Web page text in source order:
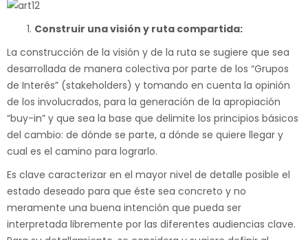
Construir una visión y ruta compartida:
La construcción de la visión y de la ruta se sugiere que sea
desarrollada de manera colectiva por parte de los “Grupos
de Interés” (stakeholders) y tomando en cuenta la opinión
de los involucrados, para la generación de la apropiación
“buy-in” y que sea la base que delimite los principios básicos
del cambio: de dónde se parte, a dónde se quiere llegar y
cual es el camino para lograrlo.
Es clave caracterizar en el mayor nivel de detalle posible el
estado deseado para que éste sea concreto y no
meramente una buena intención que pueda ser
interpretada libremente por las diferentes audiencias clave.